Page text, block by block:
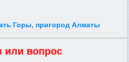
Горы, пригород Алматы
или вопрос